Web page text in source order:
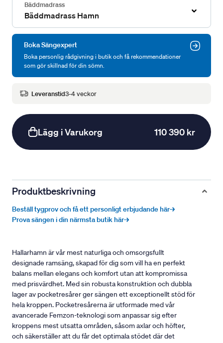
Bäddmadrass
Bäddmadrass Hamn
Boka Sängexpert
Boka personlig rådgivning i butik och få rekommendationer
som gör skillnad för din sömn.
Leveranstid3-4 veckor
Lägg i Varukorg 110 390 kr
Produktbeskrivning
Beställ tygprov och få ett personligt erbjudande här→
Prova sängen i din närmsta butik här→
Hallarhamn är vår mest naturliga och omsorgsfullt
designade ramsäng, skapad för dig som vill ha en perfekt
balans mellan elegans och komfort utan att kompromissa
med prisvärdhet. Med sin robusta konstruktion och dubbla
lager av pocketresårer ger sängen ett exceptionellt stöd för
hela kroppen. Pocketresårerna är utformade med vår
avancerade Femzon-teknologi som anpassar sig efter
kroppens mest utsatta områden, såsom axlar och höfter,
och säkerställer att du får det optimala stödet där det